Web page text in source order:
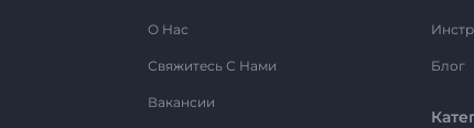
О Нас
Свяжитесь С Нами
Вакансии
Блог